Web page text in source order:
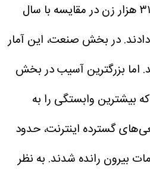
بخش کشاورزی، بیش از ۳۱ هزار زن در مقایسه با سال
در بخش صنعت، این آمار
رسید. اما بزرگترین آسیب در بخش
وابستگی را به
گسترده اینترنت، حدود
بیرون رانده شدند. به نظر